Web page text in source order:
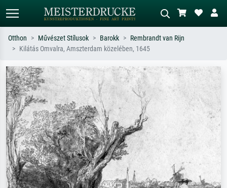
Keressen művész, műcím vagy stílus
szerint – pl. Monet, Csillagos éj,
impresszionizmus, Hokusai-hullám,
akt.
Írja le a jelenetet – pl. zöld rét, sok
piros absztrakt, sötét olajkép, álló akt
Otthon Művészet Stílusok Barokk
Rembrandt van Rijn
Kilátás Omvalra, Amszterdam közelében, 1645